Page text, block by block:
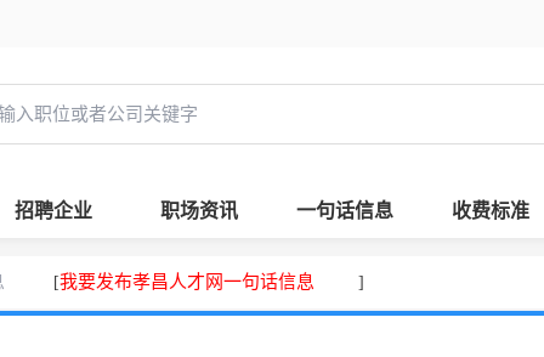
招聘企业 职场资讯 一句话信息 收费标准
[我要发布孝昌人才网一句话信息 ]